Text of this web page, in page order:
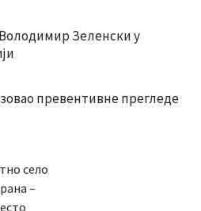
Зеленски у
превентивне прегледе
село
–